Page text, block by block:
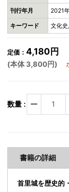
刊行年月 2021
キーワード 文化
定価： 4,180円
(本体 3,800円)
数量 : remove
書籍の詳細
首里城を歴史